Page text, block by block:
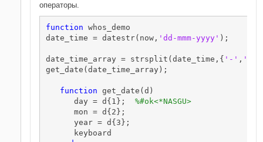
операторы.
function whos_demo
date_time = datestr(now, 'dd-mmm-yyyy' );
date_time_array = strsplit(date_time,{ '-' , ''
get_date(date_time_array);
function get_date(d)
      day = d{1};
%#ok<*NASGU>
      mon = d{2};
      year = d{3};
      keyboard